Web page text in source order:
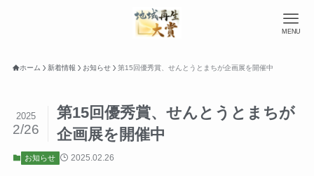
MENU
ホーム 新着情報 お知らせ 第15回優秀賞、せんとうとまちが企画展を開催中
第15回優秀賞、せんとうとまちが
企画展を開催中
2025
2/26
お知らせ 2025.02.26